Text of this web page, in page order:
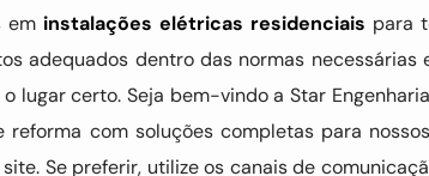
em instalações elétricas residenciais para
adequados dentro das normas necessárias
lugar certo. Seja bem-vindo a Star
com soluções completas para
Se preferir, utilize os canais de